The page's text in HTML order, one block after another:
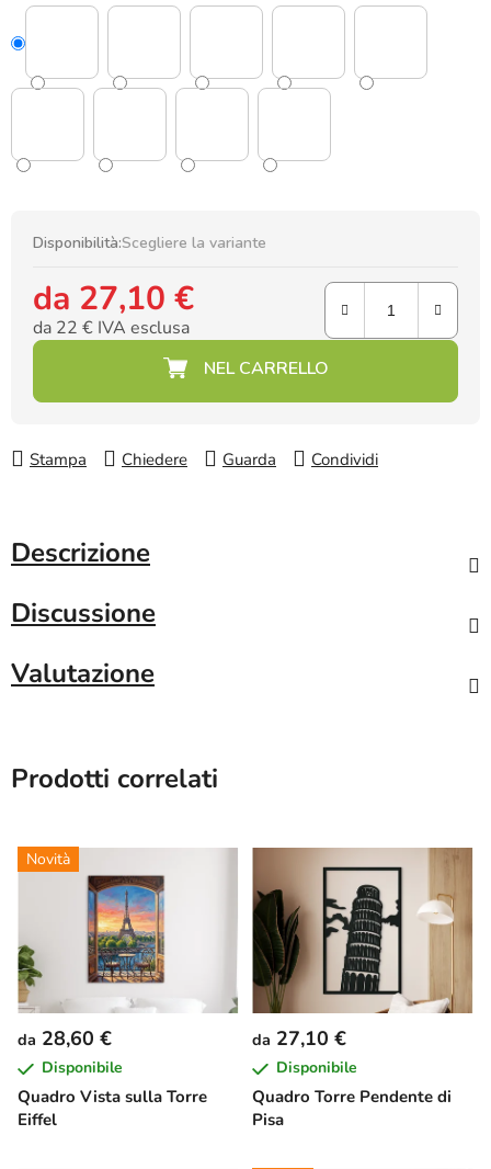
Disponibilità:Scegliere la variante
da 27,10 €
da 22 € IVA esclusa
Prezzo della misura:
Stampa Chiedere Guarda Condividi
Descrizione
Discussione
Valutazione
Prodotti correlati
Novità
Quadro Vista sulla Torre
Eiffel
da 28,60 €
Disponibile
Quadro Torre Pendente di
Pisa
da 27,10 €
Disponibile